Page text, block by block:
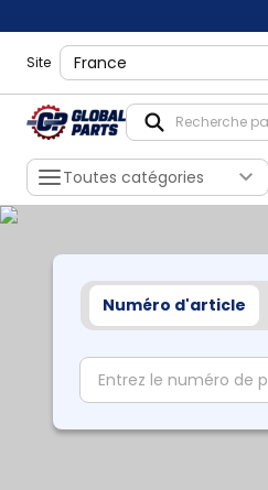
Site shippingLocation
Toutes catégories
Numéro d'article
partNumber